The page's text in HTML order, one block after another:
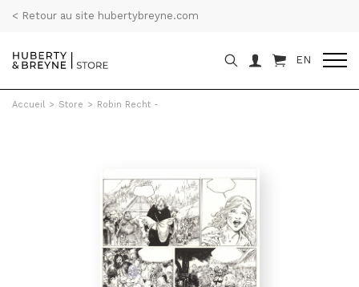
< Retour au site hubertybreyne.com
EN
Accueil > Store > Robin Recht -